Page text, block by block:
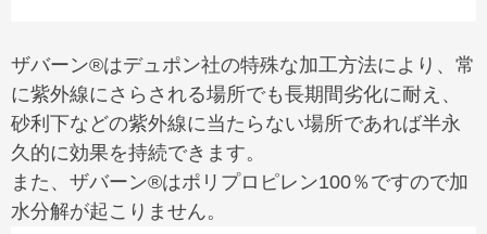
ザバーン®はデュポン社の特殊な加工方法により、常
に紫外線にさらされる場所でも長期間劣化に耐え、
砂利下などの紫外線に当たらない場所であれば半永
久的に効果を持続できます。
また、ザバーン®はポリプロピレン100％ですので加
水分解が起こりません。